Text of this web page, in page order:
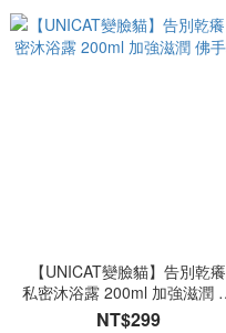
【UNICAT變臉貓】告別乾癢
私密沐浴露 200ml 加強滋潤 佛
手柑
NT$299